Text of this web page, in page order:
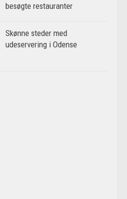
besøgte restauranter
Skønne steder med
udeservering i Odense